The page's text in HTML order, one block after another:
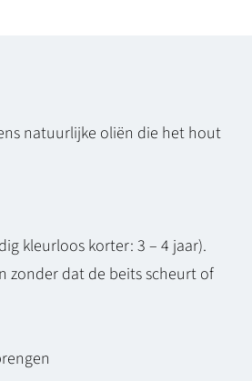
natuurlijke oliën die het hout
kleurloos korter: 3 – 4 jaar).
zonder dat de beits scheurt of